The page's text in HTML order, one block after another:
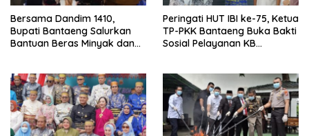
Bersama Dandim 1410,
Bupati Bantaeng Salurkan
Bantuan Beras Minyak dan
Garuda
Peringati HUT IBI ke-75, Ketua
TP-PKK Bantaeng Buka Bakti
Sosial Pelayanan KB